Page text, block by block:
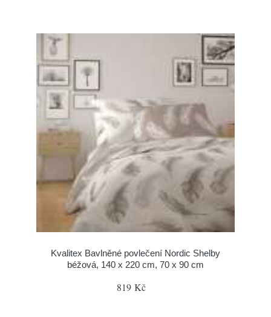
Kvalitex Bavlněné povlečení Nordic Shelby
béžová, 140 x 220 cm, 70 x 90 cm
819 Kč